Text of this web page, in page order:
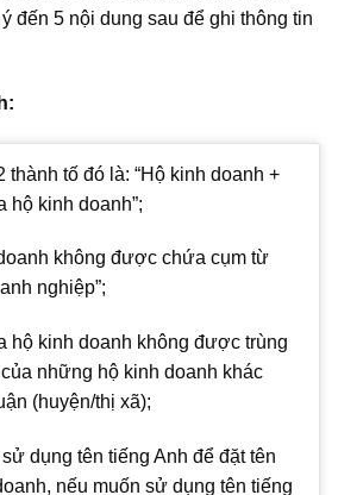
đến 5 nội dung sau để ghi thông tin
thành tố đó là: “Hộ kinh doanh +
hộ kinh doanh”;
không được chứa cụm từ
nghiệp”;
hộ kinh doanh không được trùng
những hộ kinh doanh khác
(huyện/thị xã);
dụng tên tiếng Anh để đặt tên
nếu muốn sử dụng tên tiếng